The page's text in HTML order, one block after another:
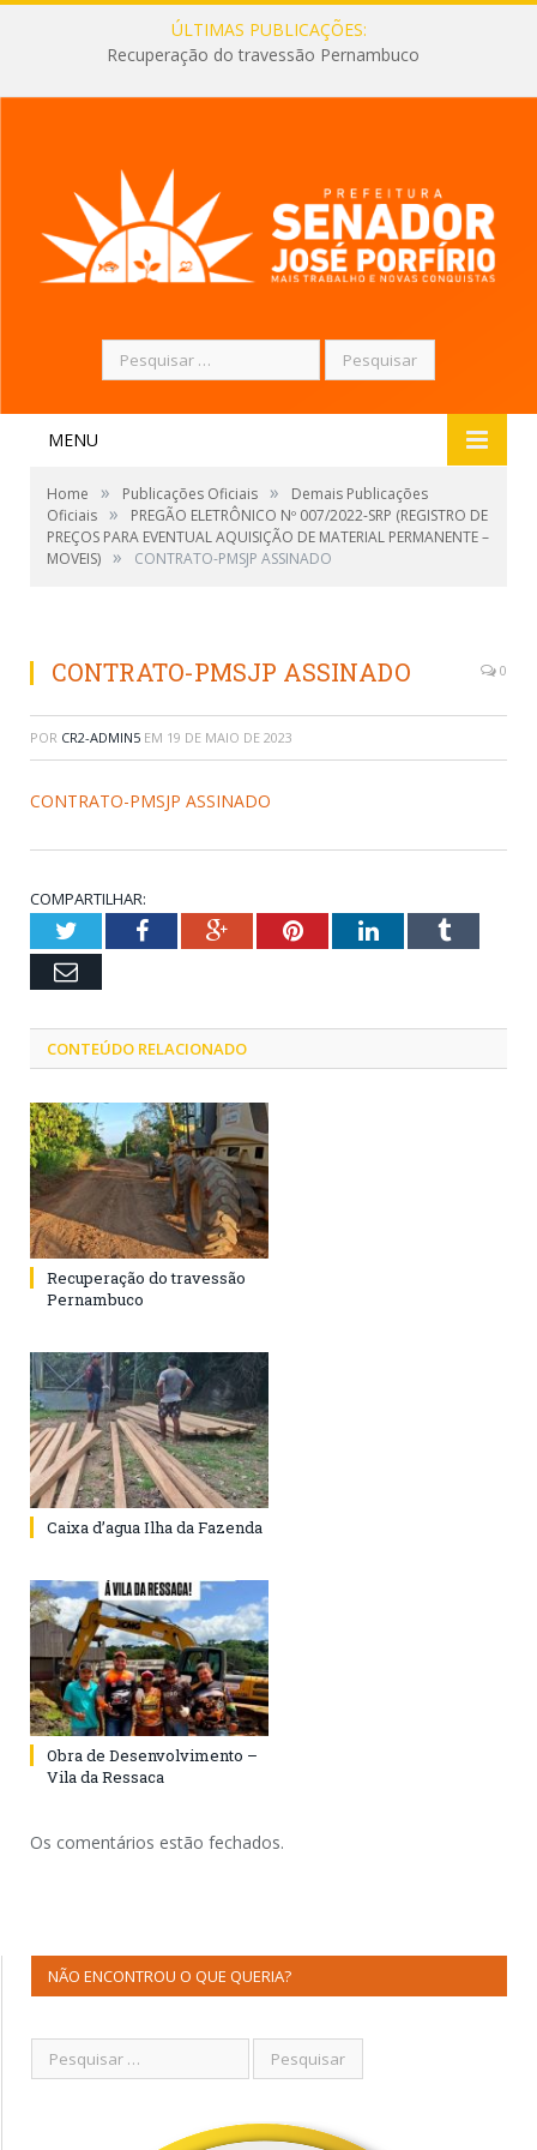
ÚLTIMAS PUBLICAÇÕES:
Recuperação do travessão Pernambuco
Pesquisar
por:
MENU
Home » Publicações Oficiais »
Demais Publicações
Oficiais »
PREGÃO ELETRÔNICO Nº 007/2022-SRP (REGISTRO DE
PREÇOS PARA EVENTUAL AQUISIÇÃO DE MATERIAL PERMANENTE –
MOVEIS) » CONTRATO-PMSJP ASSINADO
CONTRATO-PMSJP ASSINADO 0
POR CR2-ADMIN5 EM 19 DE MAIO DE 2023
CONTRATO-PMSJP ASSINADO
COMPARTILHAR:
TwitterFacebookGoogle+PinterestLinkedInTumblr
Email
CONTEÚDO RELACIONADO
Recuperação do travessão
Pernambuco
Caixa d’agua Ilha da Fazenda
Obra de Desenvolvimento –
Vila da Ressaca
Os comentários estão fechados.
NÃO ENCONTROU O QUE QUERIA?